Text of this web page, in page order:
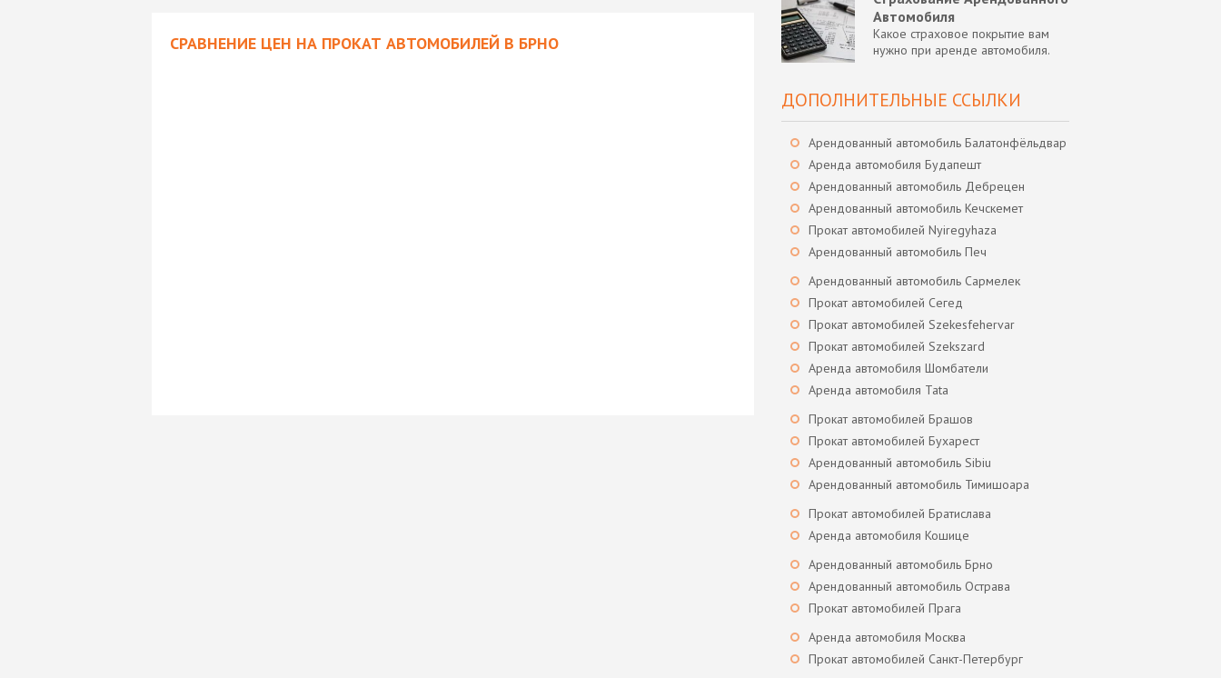
СРАВНЕНИЕ ЦЕН НА ПРОКАТ АВТОМОБИЛЕЙ В БРНО
Автомобиля
Какое страховое покрытие вам
нужно при аренде автомобиля.
ДОПОЛНИТЕЛЬНЫЕ ССЫЛКИ
Арендованный автомобиль Балатонфёльдвар
Аренда автомобиля Будапешт
Арендованный автомобиль Дебрецен
Арендованный автомобиль Кечскемет
Прокат автомобилей Nyiregyhaza
Арендованный автомобиль Печ
Арендованный автомобиль Сармелек
Прокат автомобилей Сегед
Прокат автомобилей Szekesfehervar
Прокат автомобилей Szekszard
Аренда автомобиля Шомбатели
Аренда автомобиля Tata
Прокат автомобилей Брашов
Прокат автомобилей Бухарест
Арендованный автомобиль Sibiu
Арендованный автомобиль Тимишоара
Прокат автомобилей Братислава
Аренда автомобиля Кошице
Арендованный автомобиль Брно
Арендованный автомобиль Острава
Прокат автомобилей Прага
Аренда автомобиля Москва
Прокат автомобилей Санкт-Петербург